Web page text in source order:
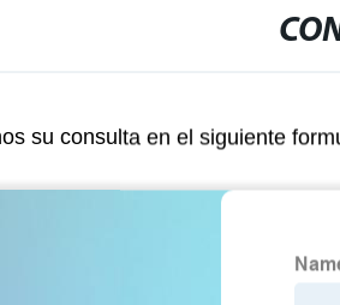
su consulta en el siguiente